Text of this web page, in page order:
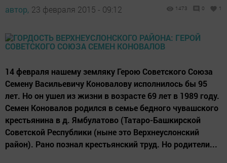
автор, 23 февраля 2015 - 09:12 1473 0 1
14 февраля нашему земляку Герою Советского Союза
Семену Васильевичу Коновалову исполнилось бы 95
лет. Но он ушел из жизни в возрасте 69 лет в 1989 году.
Семен Коновалов родился в семье бедного чувашского
крестьянина в д. Ямбулатово (Татаро-Башкирской
Советской Республики (ныне это Верхнеуслонский
район). Рано познал крестьянский труд. Но родители...